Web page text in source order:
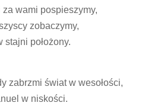
wami pospieszymy,
zobaczymy,
stajni położony.
zabrzmi świat w wesołości,
w niskości.